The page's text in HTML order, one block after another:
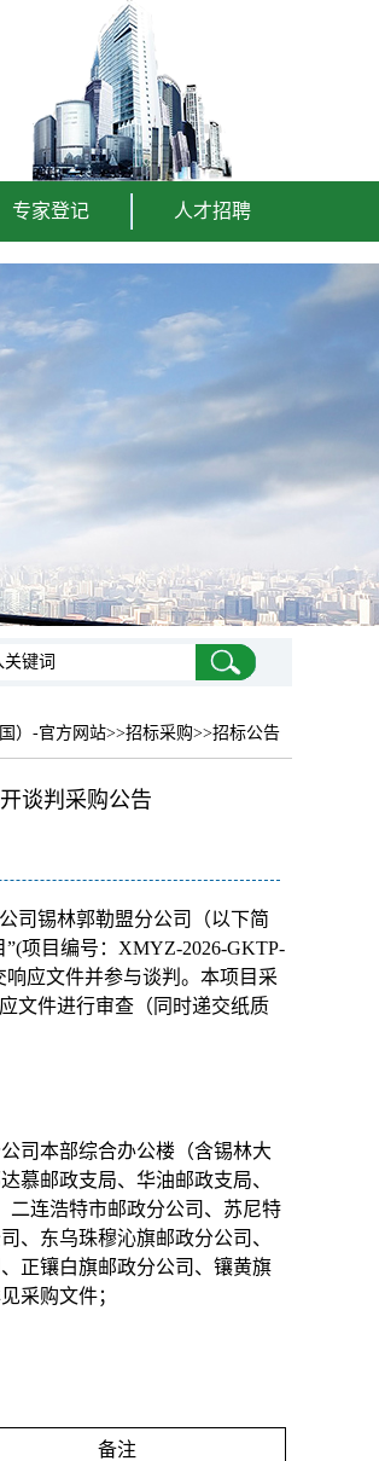
专家登记 人才招聘
）-官方网站>>招标采购>>招标公告
谈判采购公告
司锡林郭勒盟分公司（以下简
项目编号：XMYZ-2026-GKTP-
应文件并参与谈判。本项目采
文件进行审查（同时递交纸质
司本部综合办公楼（含锡林大
慕邮政支局、华油邮政支局、
二连浩特市邮政分公司、苏尼特
、东乌珠穆沁旗邮政分公司、
正镶白旗邮政分公司、镶黄旗
采购文件；
备注